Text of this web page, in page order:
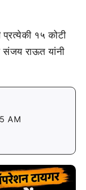
प्रत्येकी १५ कोटी
संजय राऊत यांनी
AM